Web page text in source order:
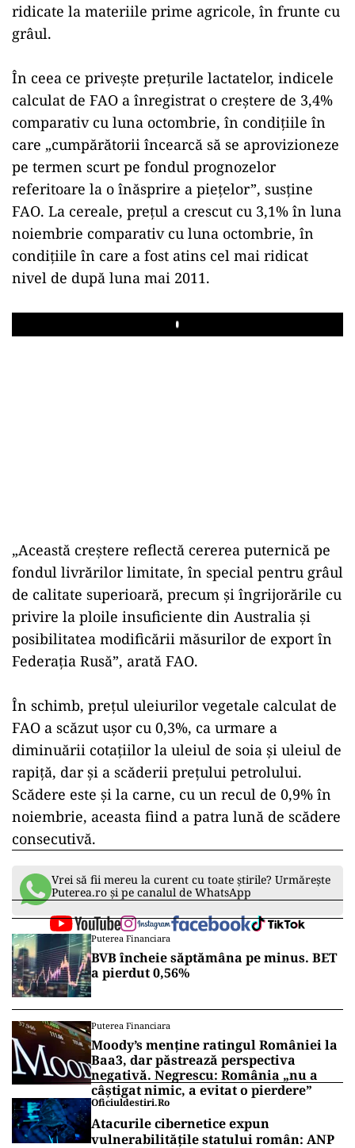
ridicate la materiile prime agricole, în frunte cu
grâul.
În ceea ce priveşte preţurile lactatelor, indicele
calculat de FAO a înregistrat o creştere de 3,4%
comparativ cu luna octombrie, în condiţiile în
care „cumpărătorii încearcă să se aprovizioneze
pe termen scurt pe fondul prognozelor
referitoare la o înăsprire a pieţelor”, susţine
FAO. La cereale, prețul a crescut cu 3,1% în luna
noiembrie comparativ cu luna octombrie, în
condiţiile în care a fost atins cel mai ridicat
nivel de după luna mai 2011.
Play
„Această creştere reflectă cererea puternică pe
fondul livrărilor limitate, în special pentru grâul
de calitate superioară, precum şi îngrijorările cu
privire la ploile insuficiente din Australia şi
posibilitatea modificării măsurilor de export în
Federaţia Rusă”, arată FAO.
În schimb, preţul uleiurilor vegetale calculat de
FAO a scăzut uşor cu 0,3%, ca urmare a
diminuării cotaţiilor la uleiul de soia şi uleiul de
rapiţă, dar şi a scăderii preţului petrolului.
Scădere este și la carne, cu un recul de 0,9% în
noiembrie, aceasta fiind a patra lună de scădere
consecutivă.
Vrei să fii mereu la curent cu toate știrile? Urmărește
Puterea.ro și pe canalul de WhatsApp
Puterea Financiara
BVB încheie săptămâna pe minus. BET
a pierdut 0,56%
Puterea Financiara
Moody’s menține ratingul României la
Baa3, dar păstrează perspectiva
negativă. Negrescu: România „nu a
câștigat nimic, a evitat o pierdere”
Oficiuldestiri.ro
Atacurile cibernetice expun
vulnerabilitățile statului român: ANP